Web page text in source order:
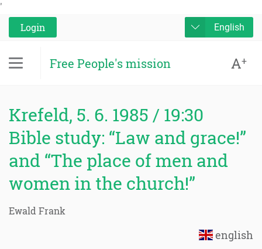
'
Login
English
Free People's mission A+
Krefeld, 5. 6. 1985 / 19:30
Bible study: “Law and grace!”
and “The place of men and
women in the church!”
Ewald Frank
english